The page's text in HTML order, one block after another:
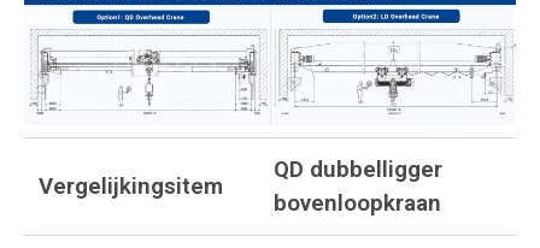
Vergelijkingsitem
QD dubbelligger
bovenloopkraan